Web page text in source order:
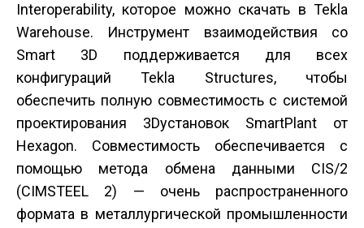
Interoperability, которое можно скачать в Tekla
Warehouse. Инструмент взаимодействия со
Smart 3D поддерживается для всех
конфигураций Tekla Structures, чтобы
обеспечить полную совместимость с системой
проектирования 3D­установок SmartPlant от
Hexagon. Совместимость обеспечивается с
помощью метода обмена данными CIS/2
(CIMSTEEL 2) — очень распространенного
формата в металлургической промышленности